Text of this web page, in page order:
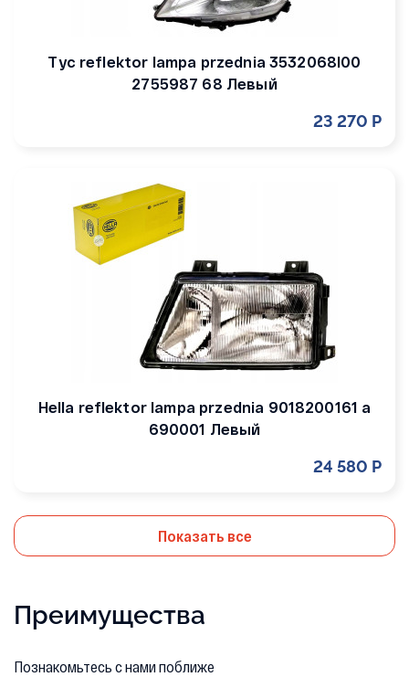
Tyc reflektor lampa przednia 3532068l00
2755987 68 Левый
23 270 Р
Hella reflektor lampa przednia 9018200161 a
690001 Левый
24 580 Р
Показать все
Преимущества
Познакомьтесь с нами поближе